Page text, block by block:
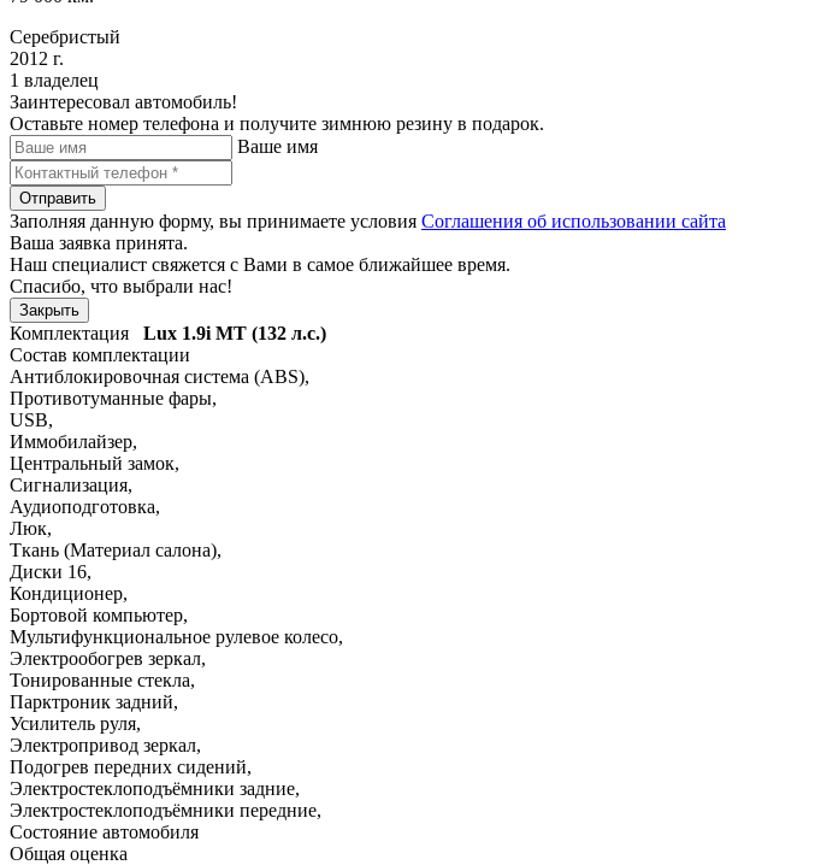
Серебристый
2012 г.
1 владелец
Заинтересовал автомобиль!
Оставьте номер телефона и получите зимнюю резину в подарок.
Ваше имя
Отправить
Заполняя данную форму, вы принимаете условия Соглашения об использовании сайта
Ваша заявка принята.
Наш специалист свяжется с Вами в самое ближайшее время.
Спасибо, что выбрали нас!
Закрыть
Комплектация Lux 1.9i MT (132 л.с.)
Состав комплектации
Антиблокировочная система (ABS),
Противотуманные фары,
USB,
Иммобилайзер,
Центральный замок,
Сигнализация,
Аудиоподготовка,
Люк,
Ткань (Материал салона),
Диски 16,
Кондиционер,
Бортовой компьютер,
Мультифункциональное рулевое колесо,
Электрообогрев зеркал,
Тонированные стекла,
Парктроник задний,
Усилитель руля,
Электропривод зеркал,
Подогрев передних сидений,
Электростеклоподъёмники задние,
Электростеклоподъёмники передние,
Состояние автомобиля
Общая оценка